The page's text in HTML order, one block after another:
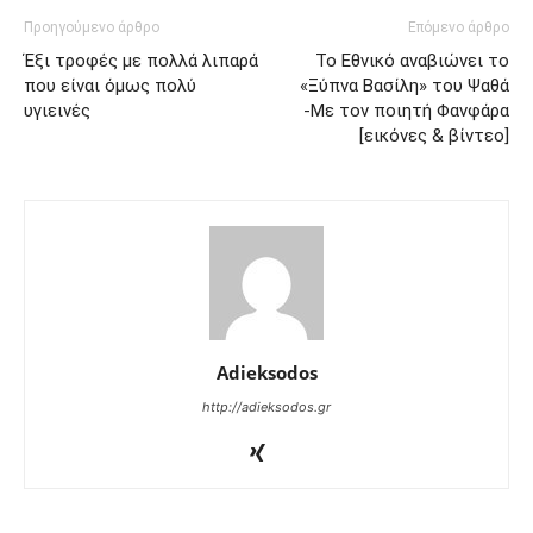
Προηγούμενο άρθρο
Έξι τροφές με πολλά λιπαρά
που είναι όμως πολύ
υγιεινές
Επόμενο άρθρο
Το Εθνικό αναβιώνει το
«Ξύπνα Βασίλη» του Ψαθά
-Με τον ποιητή Φανφάρα
[εικόνες & βίντεο]
Adieksodos
http://adieksodos.gr